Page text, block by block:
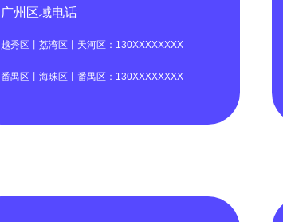
广州区域电话
越秀区丨荔湾区丨天河区：130XXXXXXXX
番禺区丨海珠区丨番禺区：130XXXXXXXX